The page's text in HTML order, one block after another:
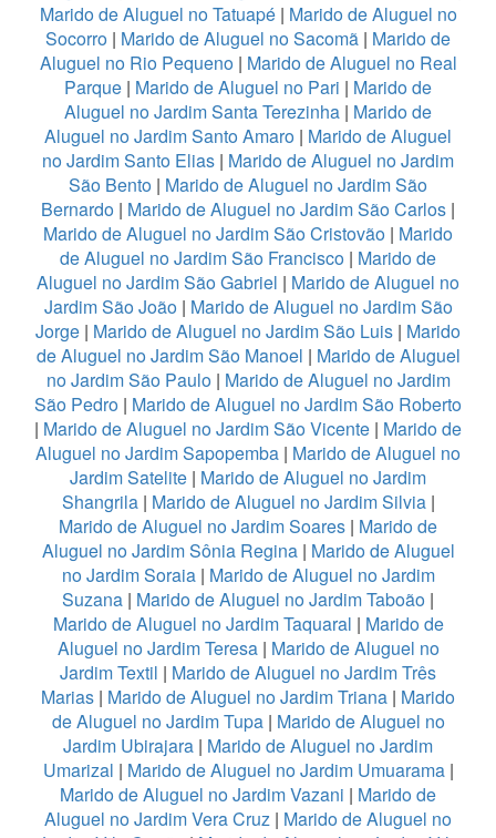
Marido de Aluguel no Tatuapé| Marido de Aluguel no
Socorro | Marido de Aluguel no Sacomã | Marido de
Aluguel no Rio Pequeno| Marido de Aluguel no Real
Parque | Marido de Aluguel no Pari | Marido de
Aluguel no Jardim Santa Terezinha | Marido de
Aluguel no Jardim Santo Amaro | Marido de Aluguel
no Jardim Santo Elias | Marido de Aluguel no Jardim
São Bento | Marido de Aluguel no Jardim São
Bernardo | Marido de Aluguel no Jardim São Carlos |
Marido de Aluguel no Jardim São Cristovão | Marido
de Aluguel no Jardim São Francisco | Marido de
Aluguel no Jardim São Gabriel | Marido de Aluguel no
Jardim São João| Marido de Aluguel no Jardim São
Jorge | Marido de Aluguel no Jardim São Luis | Marido
de Aluguel no Jardim São Manoel | Marido de Aluguel
no Jardim São Paulo| Marido de Aluguel no Jardim
São Pedro | Marido de Aluguel no Jardim São Roberto
| Marido de Aluguel no Jardim São Vicente | Marido de
Aluguel no Jardim Sapopemba | Marido de Aluguel no
Jardim Satelite | Marido de Aluguel no Jardim
Shangrila| Marido de Aluguel no Jardim Silvia|
Marido de Aluguel no Jardim Soares | Marido de
Aluguel no Jardim Sônia Regina| Marido de Aluguel
no Jardim Soraia| Marido de Aluguel no Jardim
Suzana | Marido de Aluguel no Jardim Taboão |
Marido de Aluguel no Jardim Taquaral | Marido de
Aluguel no Jardim Teresa| Marido de Aluguel no
Jardim Textil | Marido de Aluguel no Jardim Três
Marias | Marido de Aluguel no Jardim Triana | Marido
de Aluguel no Jardim Tupa| Marido de Aluguel no
Jardim Ubirajara | Marido de Aluguel no Jardim
Umarizal | Marido de Aluguel no Jardim Umuarama|
Marido de Aluguel no Jardim Vazani | Marido de
Aluguel no Jardim Vera Cruz | Marido de Aluguel no